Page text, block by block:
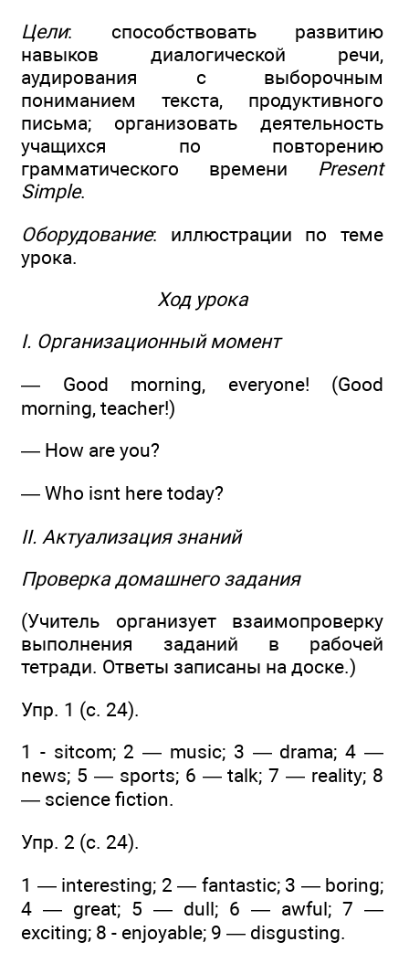
Цели: способствовать развитию
навыков диалогической речи,
аудирования с выборочным
пониманием текста, продуктивного
письма; организовать деятельность
учащихся по повторению
грамматического времени Present
Simple.
Оборудование: иллюстрации по теме
урока.
Ход урока
I. Организационный момент
— Good morning, everyone! (Good
morning, teacher!)
— How are you?
— Who isnt here today?
II. Актуализация знаний
Проверка домашнего задания
(Учитель организует взаимопроверку
выполнения заданий в рабочей
тетради. Ответы записаны на доске.)
Упр. 1 (с. 24).
1 - sitcom; 2 — music; 3 — drama; 4 —
news; 5 — sports; 6 — talk; 7 — reality; 8
— science fiction.
Упр. 2 (c. 24).
1 — interesting; 2 — fantastic; 3 — boring;
4 — great; 5 — dull; 6 — awful; 7 —
exciting; 8 - enjoyable; 9 — disgusting.